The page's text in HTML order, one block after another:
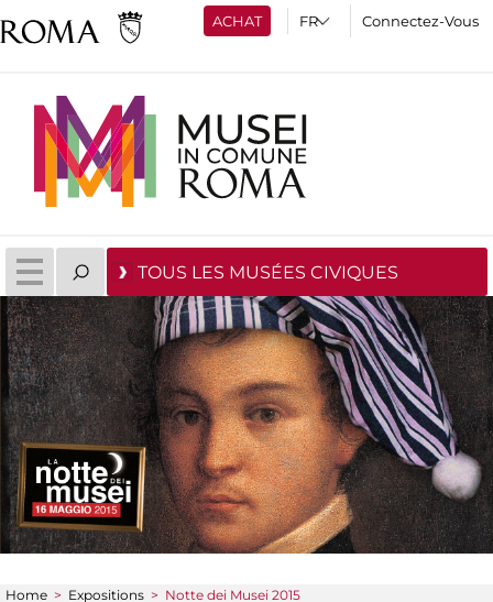
ACHAT Connectez-Vous
TOUS LES MUSÉES CIVIQUES
Home > Expositions > Notte dei Musei 2015